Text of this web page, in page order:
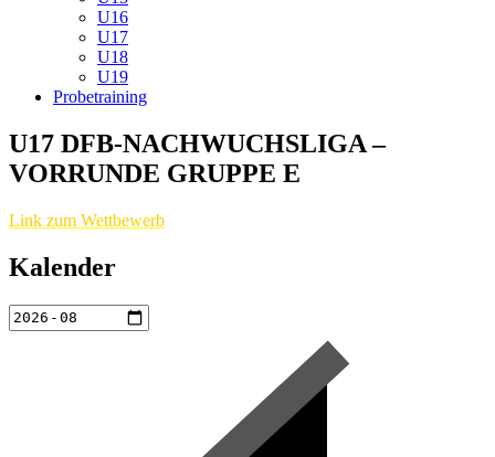
U16
U17
U18
U19
Probetraining
U17 DFB-NACHWUCHSLIGA –
VORRUNDE GRUPPE E
Link zum Wettbewerb
Kalender